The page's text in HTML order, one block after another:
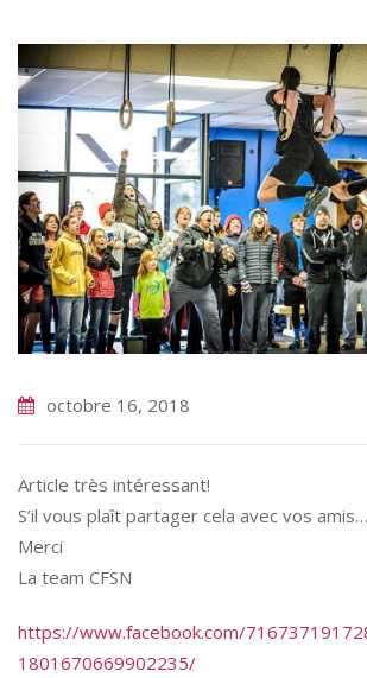
octobre 16, 2018
Article très intéressant!
S’il vous plaît partager cela avec vos amis…
Merci
La team CFSN
https://www.facebook.com/
1801670669902235/